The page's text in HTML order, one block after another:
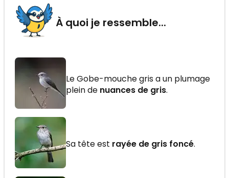
À quoi je ressemble...
Le Gobe-mouche gris a un plumage
plein de nuances de gris.
Sa tête est rayée de gris foncé.